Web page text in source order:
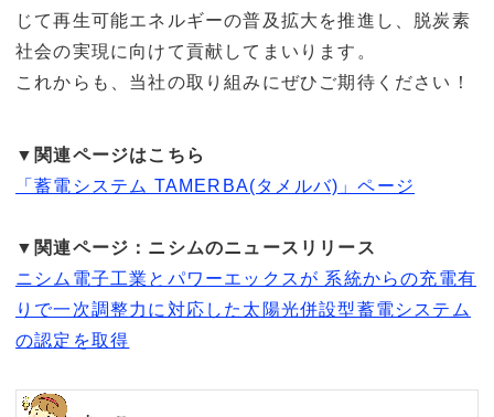
じて再生可能エネルギーの普及拡大を推進し、脱炭素
社会の実現に向けて貢献してまいります。
これからも、当社の取り組みにぜひご期待ください！
▼関連ページはこちら
「蓄電システム TAMERBA(タメルバ)」ページ
▼関連ページ：ニシムのニュースリリース
ニシム電子工業とパワーエックスが 系統からの充電有
りで一次調整力に対応した太陽光併設型蓄電システム
の認定を取得